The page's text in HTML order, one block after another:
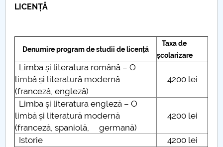
Admitere
Români de pretutindeni - ADMITERE
Senat
Facultăți
Studenți
LICENȚĂ
Denumire program de studii de licență
Taxa de
școlarizare
Limba și literatura română – O
limbă și literatură modernă
(franceză, engleză)
4200 lei
Limba și literatura engleză – O
limbă și literatură modernă
(franceză, spaniolă, germană)
4200 lei
Istorie
4200 lei